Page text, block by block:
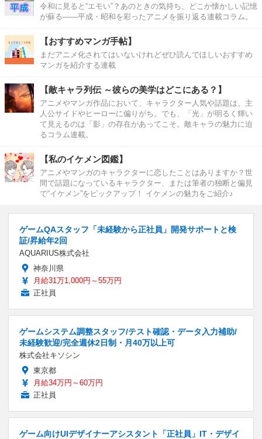
令和に見ると“エモい”？あのときの気持ち、どこか懐かしい記憶
が蘇る――平成・昭和を彩ったアニメを振り返る連載コラム。
【おすすめマンガ手帖】
まだアニメ化されてはいないけれどぜひ読んでほしいおすすめ
マンガを紹介する連載
【敵キャラ列伝 ～彼らの美学はどこにある？】
アニメやマンガ作品において、キャラクター人気や話題は、主
人公サイドやヒーローに偏りがち。でも、「光」が明るく輝い
て見えるのは「影」の存在があってこそ。敵キャラの魅力に迫
るコラム連載。
【私のイケメン図鑑】
アニメやマンガのキャラクターに恋したことはありますか？世
間で話題になっているキャラクター、または筆者の独断と偏見
で“イケメン”をピックアップ！ イケメンの魅力をご紹介♪
ゲームQAスタッフ「未経験から正社員」開発サポートと検
証/昇給年2回
AQUARIUS株式会社
神奈川県
月給31万1,000円～55万円
正社員
ゲームシステム調整スタッフ/テスト確認・データ入力補助/
未経験歓迎/完全週休2日制・月40万以上可
株式会社キソシン
東京都
月給34万円～60万円
正社員
ゲーム向けUIデザイナーアシスタント「正社員」IT・デザイ